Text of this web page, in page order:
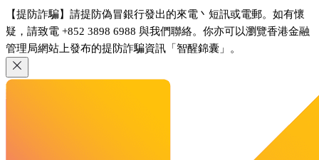
【提防詐騙】請提防偽冒銀行發出的來電丶短訊或電郵。如有懷
疑，請致電 +852 3898 6988 與我們聯絡。你亦可以瀏覽香港金融
管理局網站上發布的提防詐騙資訊「智醒錦囊」。